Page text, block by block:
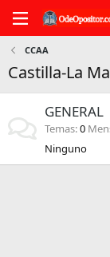
CCAA
Castilla-La
GENERAL
Temas 0
Ninguno